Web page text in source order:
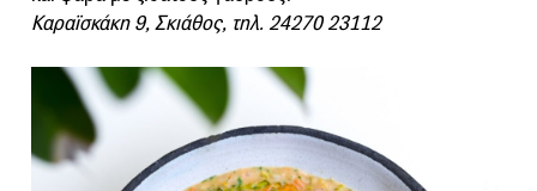
Καραϊσκάκη 9, Σκιάθος, τηλ. 24270 23112